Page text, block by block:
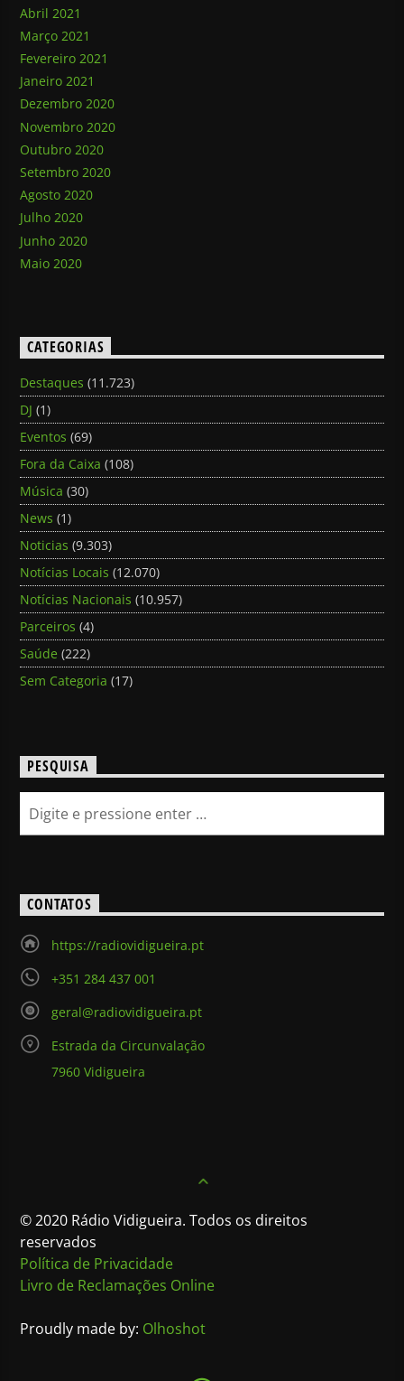
Abril 2021
Março 2021
Fevereiro 2021
Janeiro 2021
Dezembro 2020
Novembro 2020
Outubro 2020
Setembro 2020
Agosto 2020
Julho 2020
Junho 2020
Maio 2020
CATEGORIAS
Destaques (11.723)
DJ (1)
Eventos (69)
Fora da Caixa (108)
Música (30)
News (1)
Noticias (9.303)
Notícias Locais (12.070)
Notícias Nacionais (10.957)
Parceiros (4)
Saúde (222)
Sem Categoria (17)
PESQUISA
CONTATOS
https://radiovidigueira.pt
+351 284 437 001
geral@radiovidigueira.pt
Estrada da Circunvalação
7960 Vidigueira
© 2020 Rádio Vidigueira. Todos os direitos
reservados
Política de Privacidade
Livro de Reclamações Online
Proudly made by: Olhoshot